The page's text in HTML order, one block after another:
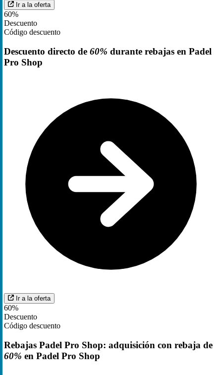
Ir a la oferta
60%
Descuento
Código descuento
Descuento directo de 60% durante rebajas en Padel
Pro Shop
Ir a la oferta
60%
Descuento
Código descuento
Rebajas Padel Pro Shop: adquisición con rebaja de
60% en Padel Pro Shop